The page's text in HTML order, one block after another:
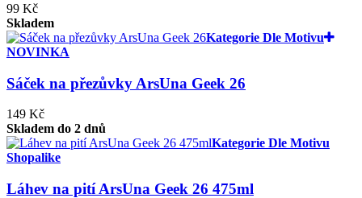
99 Kč
Skladem
Kategorie Dle Motivu
NOVINKA
Sáček na přezůvky ArsUna Geek 26
149 Kč
Skladem do 2 dnů
Kategorie Dle Motivu
Shopalike
Láhev na pití ArsUna Geek 26 475ml